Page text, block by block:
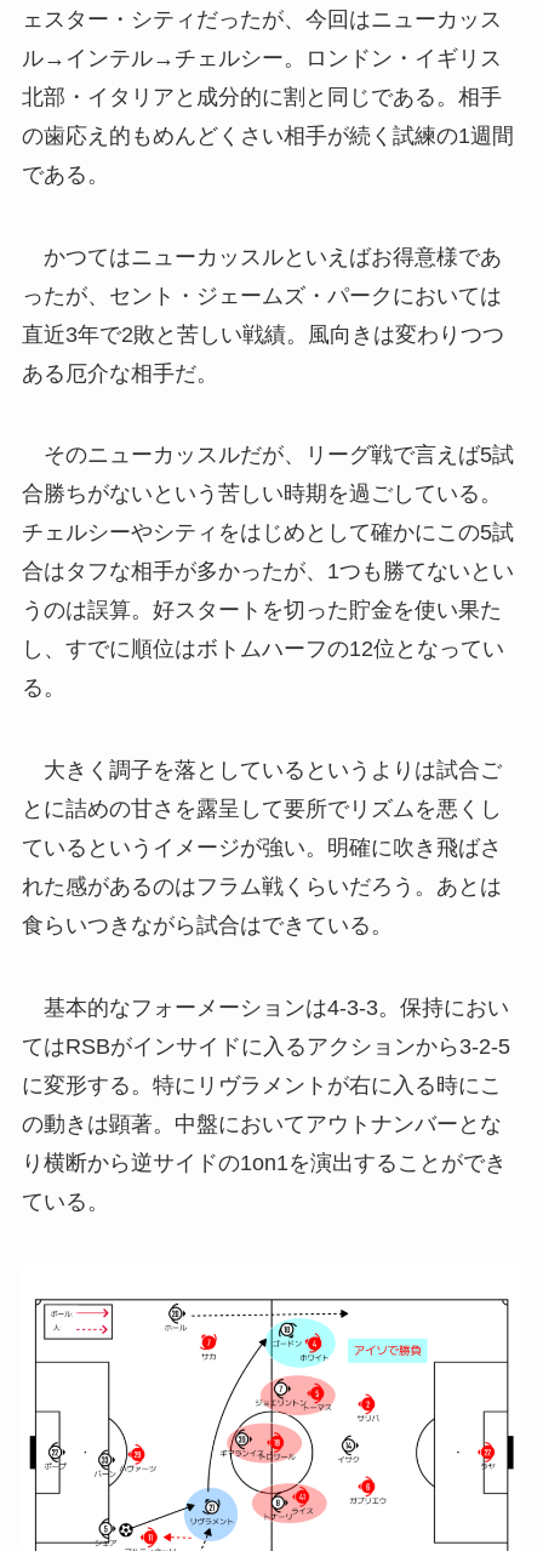
ェスター・シティだったが、今回はニューカッス
ル→インテル→チェルシー。ロンドン・イギリス
北部・イタリアと成分的に割と同じである。相手
の歯応え的もめんどくさい相手が続く試練の1週間
である。
かつてはニューカッスルといえばお得意様であ
ったが、セント・ジェームズ・パークにおいては
直近3年で2敗と苦しい戦績。風向きは変わりつつ
ある厄介な相手だ。
そのニューカッスルだが、リーグ戦で言えば5試
合勝ちがないという苦しい時期を過ごしている。
チェルシーやシティをはじめとして確かにこの5試
合はタフな相手が多かったが、1つも勝てないとい
うのは誤算。好スタートを切った貯金を使い果た
し、すでに順位はボトムハーフの12位となってい
る。
大きく調子を落としているというよりは試合ご
とに詰めの甘さを露呈して要所でリズムを悪くし
ているというイメージが強い。明確に吹き飛ばさ
れた感があるのはフラム戦くらいだろう。あとは
食らいつきながら試合はできている。
基本的なフォーメーションは4-3-3。保持におい
てはRSBがインサイドに入るアクションから3-2-5
に変形する。特にリヴラメントが右に入る時にこ
の動きは顕著。中盤においてアウトナンバーとな
り横断から逆サイドの1on1を演出することができ
ている。